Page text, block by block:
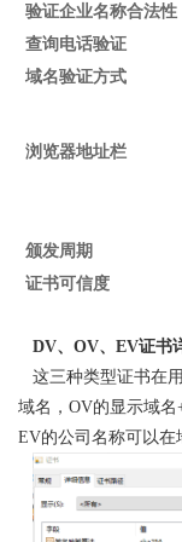
验证企业名称合法性
查询电话验证
域名验证方式
浏览器地址栏
颁发周期
证书可信度
DV、OV、EV证书
这三种类型证书在
域名，OV的显示域
EV的公司名称可以在